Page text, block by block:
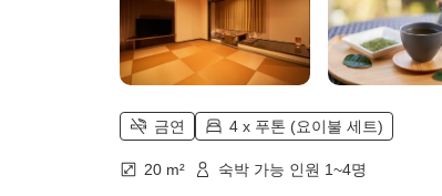
금연 4 x 푸톤 (요이불 세트)
20 m² 숙박 가능 인원 1~4명